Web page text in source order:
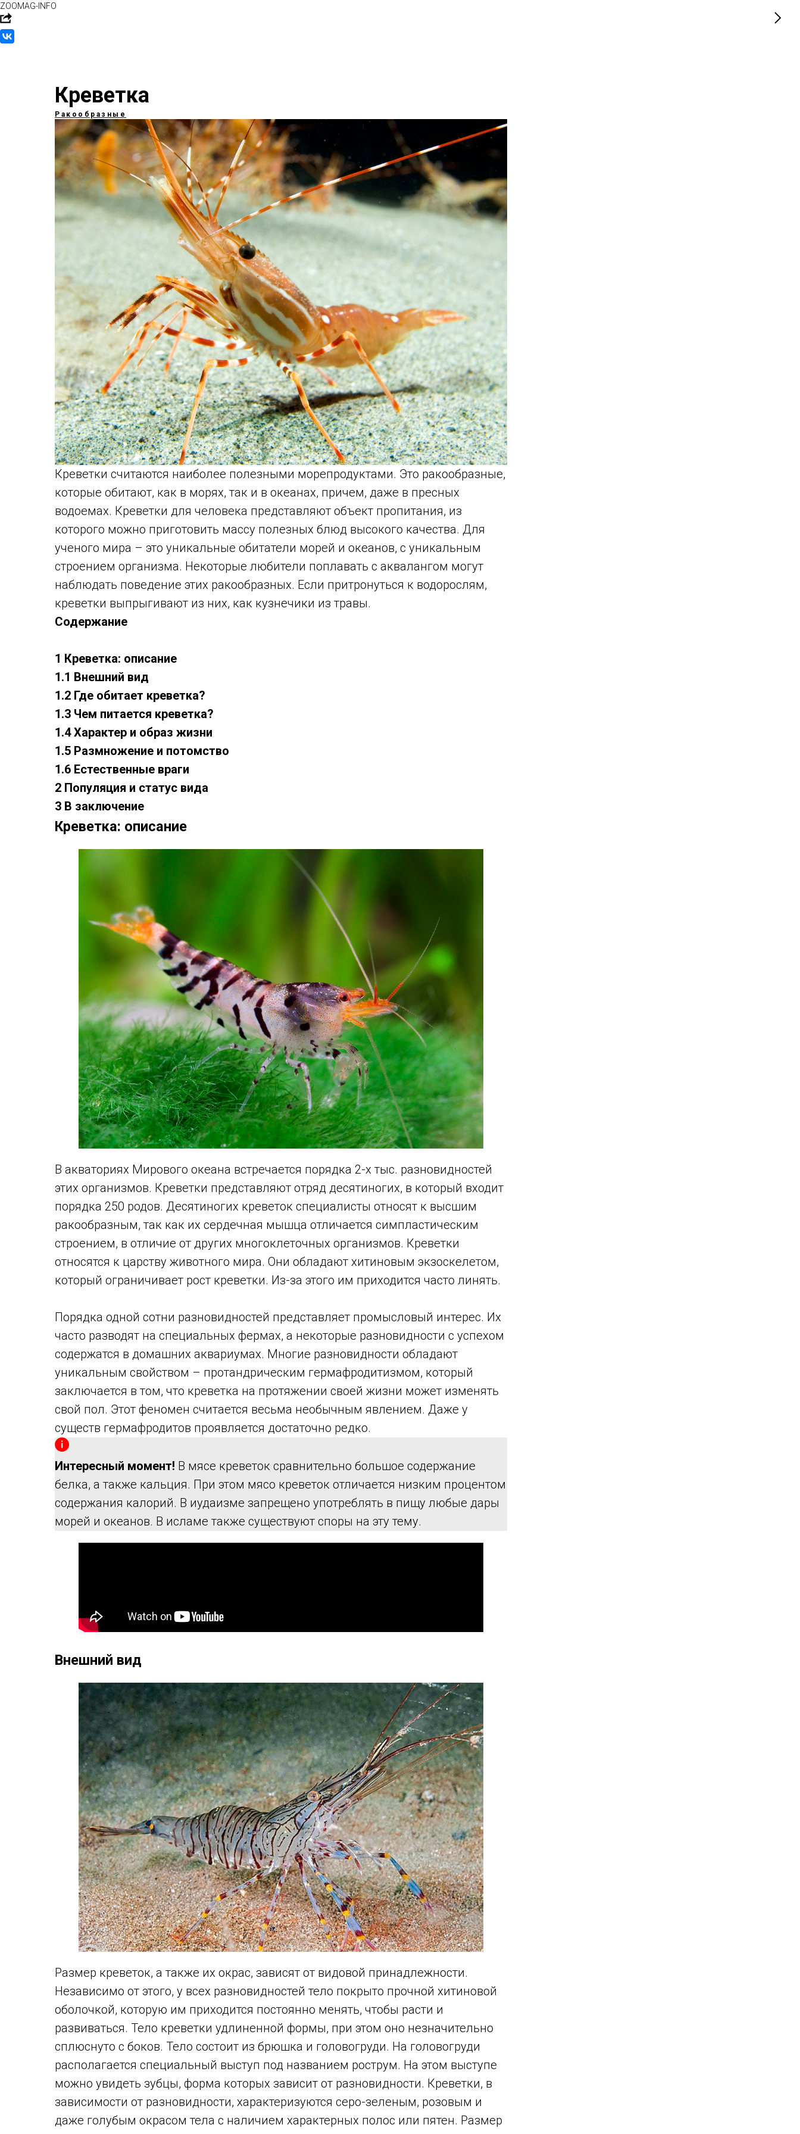
ZOOMAG-INFO
Креветка
Ракообразные
Креветки считаются наиболее полезными морепродуктами. Это ракообразные,
которые обитают, как в морях, так и в океанах, причем, даже в пресных
водоемах. Креветки для человека представляют объект пропитания, из
которого можно приготовить массу полезных блюд высокого качества. Для
ученого мира – это уникальные обитатели морей и океанов, с уникальным
строением организма. Некоторые любители поплавать с аквалангом могут
наблюдать поведение этих ракообразных. Если притронуться к водорослям,
креветки выпрыгивают из них, как кузнечики из травы.
Содержание
1 Креветка: описание
1.1 Внешний вид
1.2 Где обитает креветка?
1.3 Чем питается креветка?
1.4 Характер и образ жизни
1.5 Размножение и потомство
1.6 Естественные враги
2 Популяция и статус вида
3 В заключение
Креветка: описание
В акваториях Мирового океана встречается порядка 2-х тыс. разновидностей
этих организмов. Креветки представляют отряд десятиногих, в который входит
порядка 250 родов. Десятиногих креветок специалисты относят к высшим
ракообразным, так как их сердечная мышца отличается симпластическим
строением, в отличие от других многоклеточных организмов. Креветки
относятся к царству животного мира. Они обладают хитиновым экзоскелетом,
который ограничивает рост креветки. Из-за этого им приходится часто линять.
Порядка одной сотни разновидностей представляет промысловый интерес. Их
часто разводят на специальных фермах, а некоторые разновидности с успехом
содержатся в домашних аквариумах. Многие разновидности обладают
уникальным свойством – протандрическим гермафродитизмом, который
заключается в том, что креветка на протяжении своей жизни может изменять
свой пол. Этот феномен считается весьма необычным явлением. Даже у
существ гермафродитов проявляется достаточно редко.
Интересный момент! В мясе креветок сравнительно большое содержание
белка, а также кальция. При этом мясо креветок отличается низким процентом
содержания калорий. В иудаизме запрещено употреблять в пищу любые дары
морей и океанов. В исламе также существуют споры на эту тему.
Внешний вид
Размер креветок, а также их окрас, зависят от видовой принадлежности.
Независимо от этого, у всех разновидностей тело покрыто прочной хитиновой
оболочкой, которую им приходится постоянно менять, чтобы расти и
развиваться. Тело креветки удлиненной формы, при этом оно незначительно
сплюснуто с боков. Тело состоит из брюшка и головогруди. На головогруди
располагается специальный выступ под названием рострум. На этом выступе
можно увидеть зубцы, форма которых зависит от разновидности. Креветки, в
зависимости от разновидности, характеризуются серо-зеленым, розовым и
даже голубым окрасом тела с наличием характерных полос или пятен. Размер